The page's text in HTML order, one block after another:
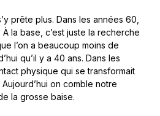
prête plus. Dans les années 60,
À la base, c’est juste la recherche
l’on a beaucoup moins de
qu’il y a 40 ans. Dans les
physique qui se transformait
on comble notre
la grosse baise.